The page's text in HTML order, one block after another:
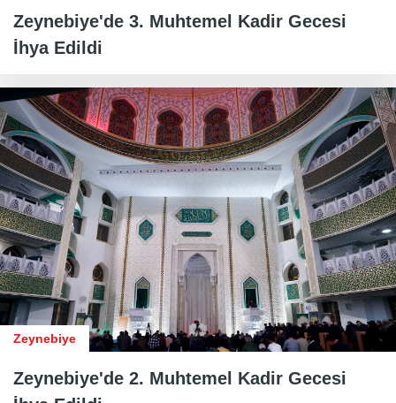
Zeynebiye'de 3. Muhtemel Kadir Gecesi
İhya Edildi
Zeynebiye
Zeynebiye'de 2. Muhtemel Kadir Gecesi